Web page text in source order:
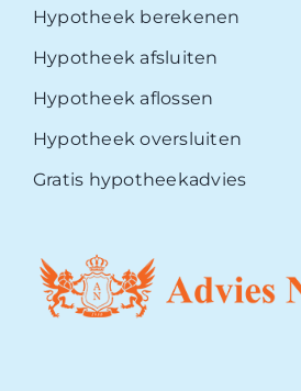
Hypotheek berekenen
Hypotheek afsluiten
Hypotheek aflossen
Hypotheek oversluiten
Gratis hypotheekadvies